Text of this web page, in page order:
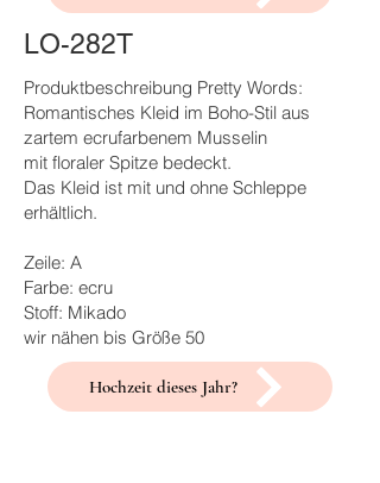
LO-282T
Produktbeschreibung Pretty Words:
Romantisches Kleid im Boho-Stil aus
zartem ecrufarbenem Musselin
mit floraler Spitze bedeckt.
Das Kleid ist mit und ohne Schleppe
erhältlich.
Zeile: A
Farbe: ecru
Stoff: Mikado
wir nähen bis Größe 50
Hochzeit dieses Jahr?